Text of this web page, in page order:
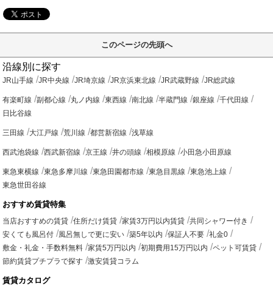
このページの先頭へ
沿線別に探す
JR山手線 JR中央線 JR埼京線 JR京浜東北線 JR武蔵野線 JR総武線
有楽町線 副都心線 丸ノ内線 東西線 南北線 半蔵門線 銀座線
千代田線
日比谷線
三田線 大江戸線 荒川線 都営新宿線 浅草線
西武池袋線 西武新宿線 京王線 井の頭線 相模原線 小田急小田原線
東急東横線 東急多摩川線 東急田園都市線 東急目黒線
東急池上線
東急世田谷線
おすすめ賃貸特集
当店おすすめの賃貸 住所だけ賃貸 家賃3万円以内賃貸
共同シャワー付き
安くても風呂付
風呂無しで更に安い 築5年以内 保証人不要
礼金0
敷金・礼金・手数料無料
家賃5万円以内 初期費用15万円以内
ペット可賃貸
節約賃貸プチプラで探す
激安賃貸コラム
賃貸カタログ